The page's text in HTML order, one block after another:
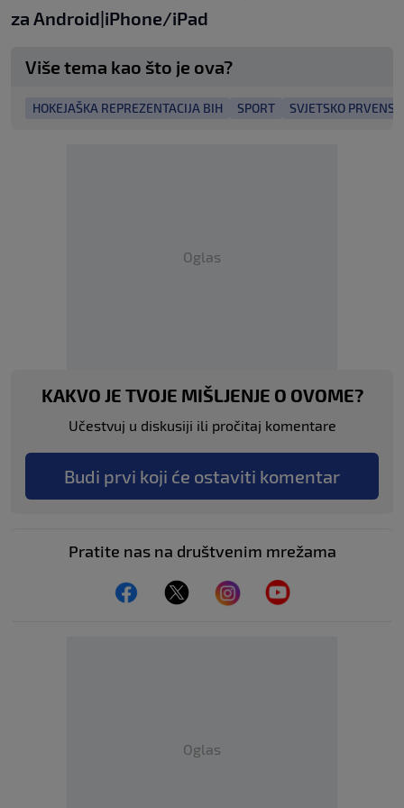
za Android|iPhone/iPad
Više tema kao što je ova?
HOKEJAŠKA REPREZENTACIJA BIH SPORT SVJETSKO
Oglas
KAKVO JE TVOJE MIŠLJENJE O OVOME?
Učestvuj u diskusiji ili pročitaj komentare
Budi prvi koji će ostaviti komentar
Pratite nas na društvenim mrežama
Oglas